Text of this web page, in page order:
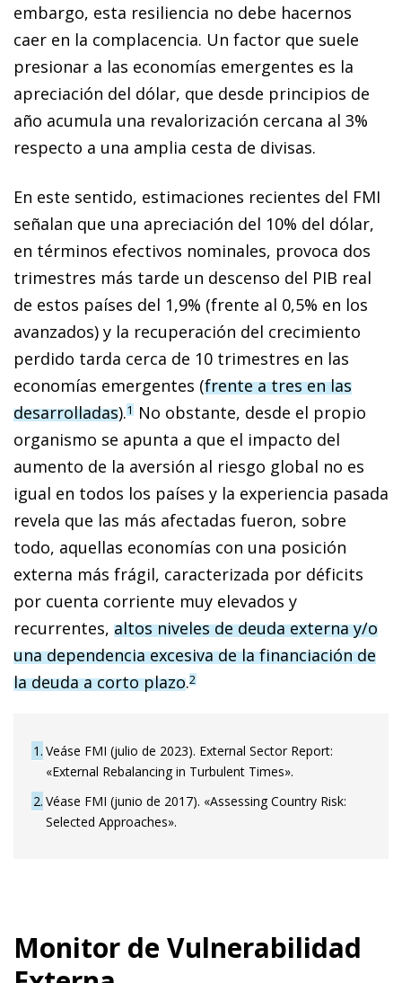
embargo, esta resiliencia no debe hacernos
caer en la complacencia. Un factor que suele
presionar a las economías emergentes es la
apreciación del dólar, que desde principios de
año acumula una revalorización cercana al 3%
respecto a una amplia cesta de divisas.
En este sentido, estimaciones recientes del FMI
señalan que una apreciación del 10% del dólar,
en términos efectivos nominales, provoca dos
trimestres más tarde un descenso del PIB real
de estos países del 1,9% (frente al 0,5% en los
avanzados) y la recuperación del crecimiento
perdido tarda cerca de 10 trimestres en las
economías emergentes (frente a tres en las
desarrolladas).1 No obstante, des­­de el propio
organismo se apunta a que el impacto del
aumento de la aversión al riesgo global no es
igual en todos los países y la experiencia pasada
revela que las más afectadas fueron, sobre
todo, aquellas economías con una posición
externa más frágil, caracterizada por déficits
por cuenta corriente muy elevados y
recurrentes, altos niveles de deuda externa y/o
una dependencia excesiva de la financiación de
la deuda a corto plazo.2
1 Veáse FMI (julio de 2023). External Sector Report:
«External Rebalancing in Turbulent Times».
2 Véase FMI (junio de 2017). «Assessing Country Risk:
Selected Approaches».
Monitor de Vulnerabilidad